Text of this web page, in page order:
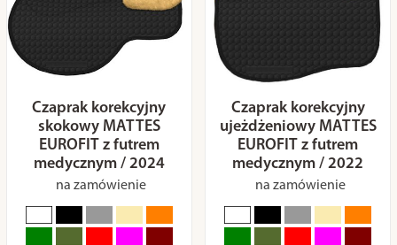
Czaprak korekcyjny
skokowy MATTES
EUROFIT z futrem
medycznym / 2024
na zamówienie
Czaprak korekcyjny
ujeżdżeniowy MATTES
EUROFIT z futrem
medycznym / 2022
na zamówienie